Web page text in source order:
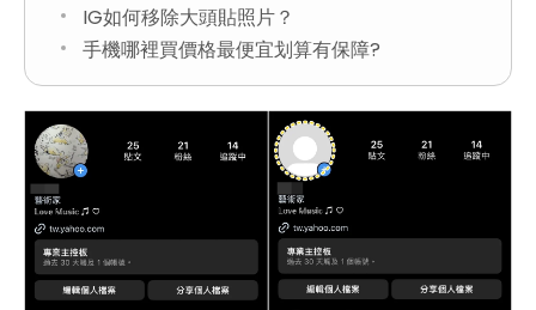
IG如何移除大頭貼照片？
手機哪裡買價格最便宜划算有保障?